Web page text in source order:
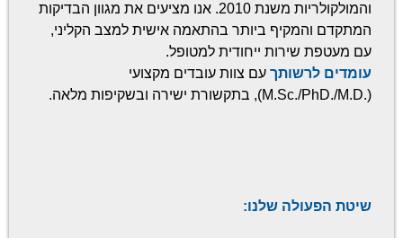
והמולקולריות משנת 2010. אנו מציעים את מגוון הבדיקות
המתקדם והמקיף ביותר בהתאמה אישית למצב הקליני,
עם מעטפת שירות ייחודית למטופל.
עומדים לרשותך עם צוות עובדים מקצועי
(.M.Sc./PhD./M.D), בתקשורת ישירה ובשקיפות מלאה.
שיטת הפעולה שלנו: